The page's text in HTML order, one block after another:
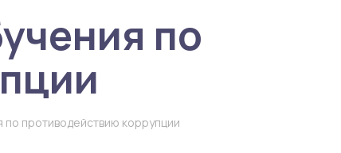
по
по противодействию коррупции